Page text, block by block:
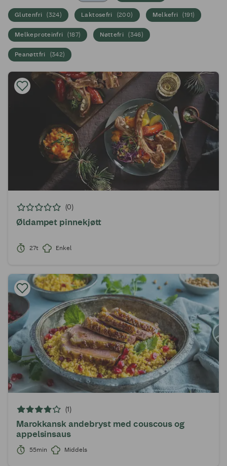
Glutenfri (324) Laktosefri (200) Melkefri (191)
Melkeproteinfri (187) Nøttefri (346)
Peanøttfri (342)
(0)
Øldampet pinnekjøtt
27t Enkel
(1)
Marokkansk andebryst med couscous og
appelsinsaus
55min Middels